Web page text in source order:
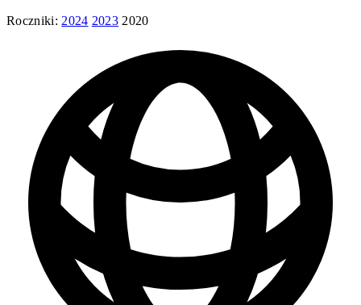
Roczniki: 2024 2023 2020